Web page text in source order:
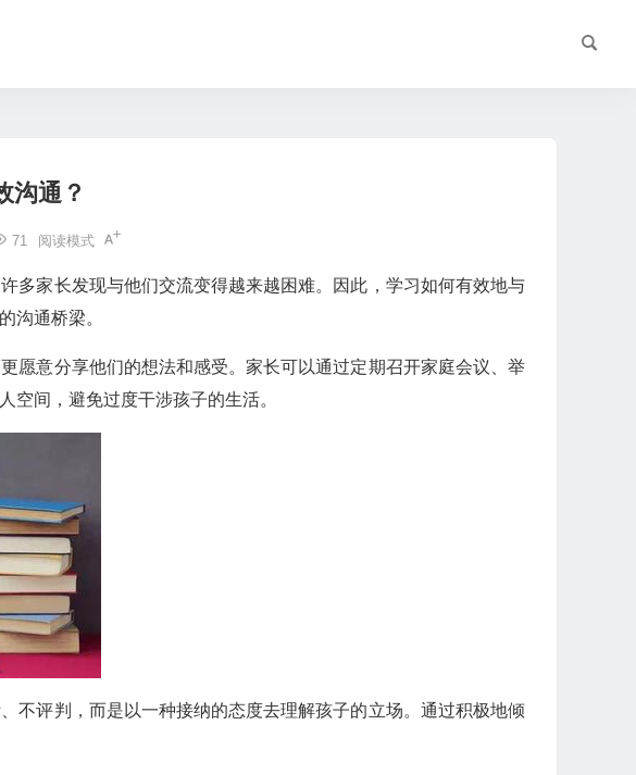
沟通？
71 阅读模式
多家长发现与他们交流变得越来越困难。因此，学习如何有效地与
沟通桥梁。
愿意分享他们的想法和感受。家长可以通过定期召开家庭会议、举
空间，避免过度干涉孩子的生活。
不评判，而是以一种接纳的态度去理解孩子的立场。通过积极地倾